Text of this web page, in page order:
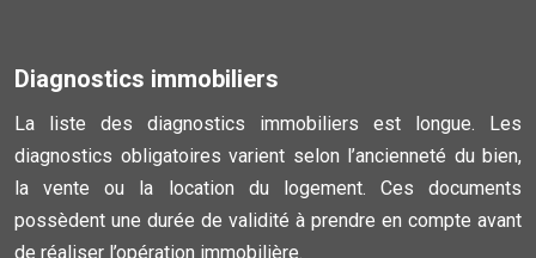
Diagnostics immobiliers
La liste des diagnostics immobiliers est longue. Les
diagnostics obligatoires varient selon l’ancienneté du bien,
la vente ou la location du logement. Ces documents
possèdent une durée de validité à prendre en compte avant
de réaliser l’opération immobilière.